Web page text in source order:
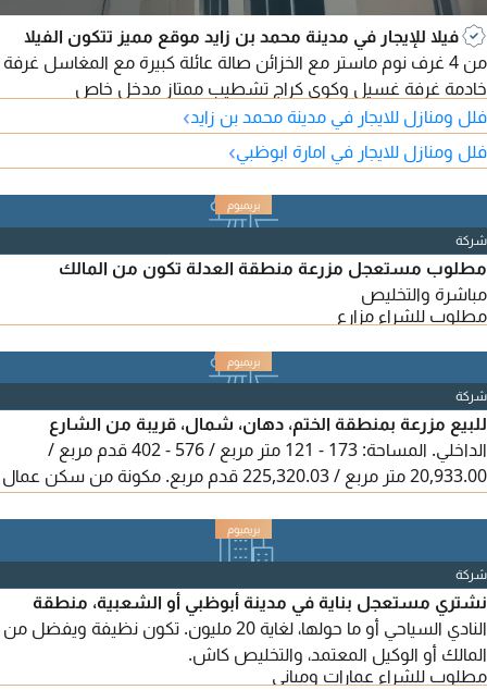
فيلا للإيجار في مدينة محمد بن زايد موقع مميز تتكون الفيلا
من 4 غرف نوم ماستر مع الخزائن صالة عائلة كبيرة مع المغاسل غرفة
خادمة غرفة غسيل وكوي كراج تشطيب ممتاز مدخل خاص
فلل ومنازل للايجار في مدينة محمد بن زايد›
فلل ومنازل للايجار في امارة ابوظبي›
شركة
مطلوب مستعجل مزرعة منطقة العدلة تكون من المالك
مباشرة والتخليص
مطلوب للشراء مزارع
شركة
للبيع مزرعة بمنطقة الختم، دهان، شمال، قريبة من الشارع
الداخلي. المساحة: 173 - 121 متر مربع / 576 - 402 قدم مربع /
20,933.00 متر مربع / 225,320.03 قدم مربع. مكونة من سكن عمال
قابل للتفاوض. نعتذر من الوسطاء.
شركة
نشتري مستعجل بناية في مدينة أبوظبي أو الشعبية، منطقة
النادي السياحي أو ما حولها، لغاية 20 مليون. تكون نظيفة ويفضل من
المالك أو الوكيل المعتمد، والتخليص كاش.
مطلوب للشراء عمارات ومباني